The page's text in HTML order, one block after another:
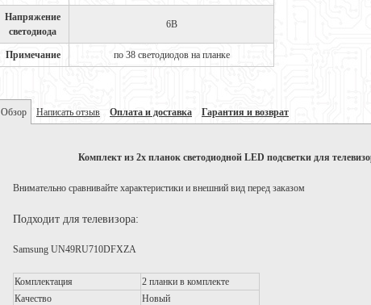
Напряжение
светодиода
6В
Примечание по 38 светодиодов на планке
Обзор Написать отзыв Оплата и доставка Гарантия и возврат
Комплект из 2х планок светодиодной LED подсветки для
Внимательно сравнивайте характеристики и внешний вид перед заказом
Подходит для телевизора:
Samsung UN49RU710DFXZA
Комплектация
2 планки в комплекте
Качество
Новый